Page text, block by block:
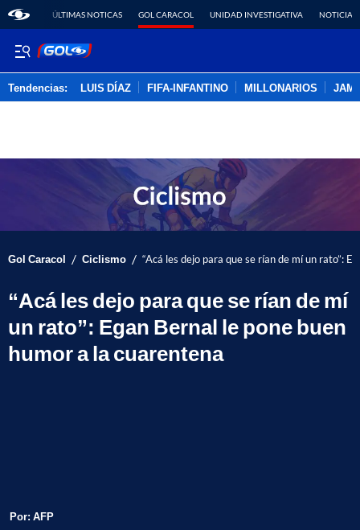
ÚLTIMAS NOTICAS GOL CARACOL UNIDAD INVESTIGATIVA NOTICIAS
Tendencias: LUIS DÍAZ FIFA-INFANTINO MILLONARIOS
Gol Caracol / Ciclismo / “Acá les dejo para que se rían de mí un rato”:
“Acá les dejo para que se rían de mí
un rato”: Egan Bernal le pone buen
humor a la cuarentena
Por: AFP